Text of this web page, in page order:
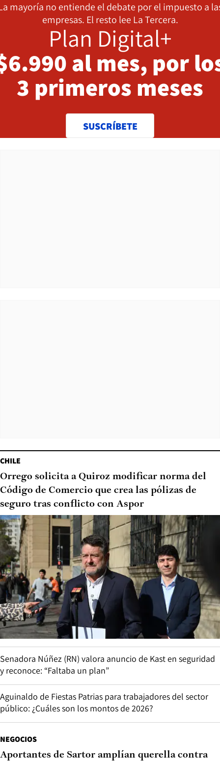
mayoría no entiende el debate por el impuesto a
empresas. El resto lee La Tercera.
Plan Digital+
al mes, por
3 primeros meses
SUSCRÍBETE
CHILE
Orrego solicita a Quiroz modificar norma del
Código de Comercio que crea las pólizas de
seguro tras conflicto con Aspor
Senadora Núñez (RN) valora anuncio de Kast en seguridad
y reconoce: “Faltaba un plan”
Aguinaldo de Fiestas Patrias para trabajadores del sector
público: ¿Cuáles son los montos de 2026?
NEGOCIOS
Aportantes de Sartor amplían querella contra